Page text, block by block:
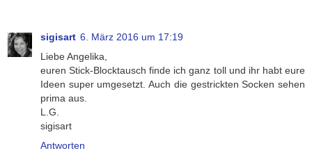
sigisart 6. März 2016 um 17:19
Liebe Angelika,
euren Stick-Blocktausch finde ich ganz toll und ihr habt eure
Ideen super umgesetzt. Auch die gestrickten Socken sehen
prima aus.
L.G.
sigisart
Antworten